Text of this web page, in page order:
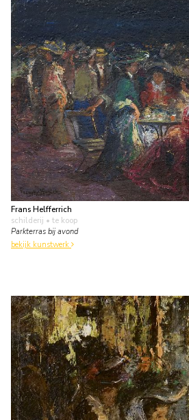
Frans Helfferrich
schilderij • te koop
Parkterras bij avond
bekijk kunstwerk